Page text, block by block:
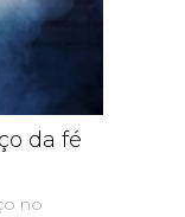
da fé
no